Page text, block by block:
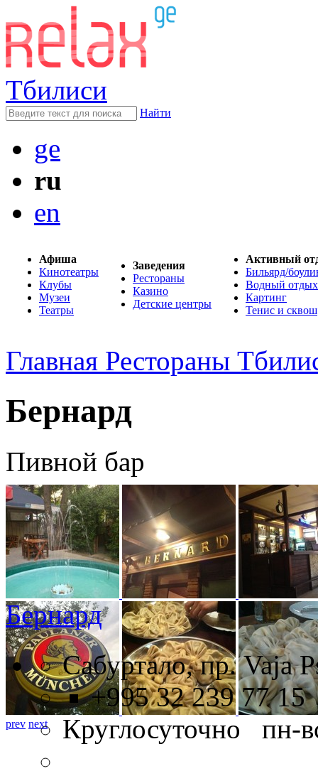
Тбилиси
Найти
ge
ru
en
Афиша
Кинотеатры
Клубы
Музеи
Театры
Заведения
Рестораны
Казино
Детские центры
Активный
Бильярд/
Водный отдых
Картинг
Тенис и сквош
Главная Рестораны
Бернард
Пивной бар
prev next
Бернард
Сабуртало, пр. Vaja
+995 32 239 77 15
Круглосуточно пн-